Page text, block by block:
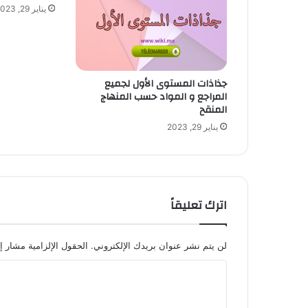
جذاذات المستوى الأول لجميع
المراجع و المواد حسب المنهاج
المنقح
يناير 29, 2023
يناير 29, 2023
اترك تعليقاً
لن يتم نشر عنوان بريدك الإلكتروني. الحقول الإلزامية مشار